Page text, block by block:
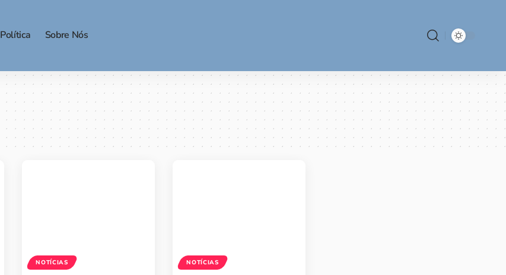
Política Sobre Nós
NOTÍCIAS NOTÍCIAS